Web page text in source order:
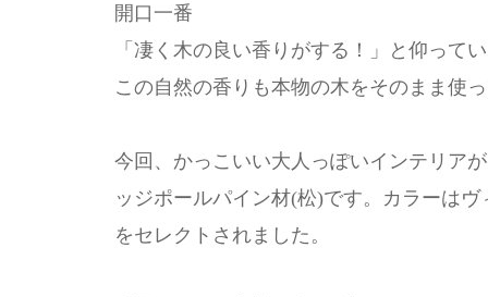
開口一番
「凄く木の良い香りがする！」と仰って
この自然の香りも本物の木をそのまま使
今回、かっこいい大人っぽいインテリア
ッジポールパイン材(松)です。カラーは
をセレクトされました。